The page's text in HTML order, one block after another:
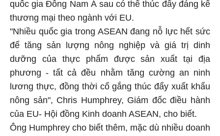
quốc gia Đông Nam Á sau có thể thúc đẩy đáng kể
thương mại theo ngành với EU.
"Nhiều quốc gia trong ASEAN đang nỗ lực hết sức
để tăng sản lượng nông nghiệp và giá trị dinh
dưỡng của thực phẩm được sản xuất tại địa
phương - tất cả đều nhằm tăng cường an ninh
lương thực, đồng thời cố gắng thúc đẩy xuất khẩu
nông sản", Chris Humphrey, Giám đốc điều hành
của EU- Hội đồng Kinh doanh ASEAN, cho biết.
Ông Humphrey cho biết thêm, mặc dù nhiều doanh